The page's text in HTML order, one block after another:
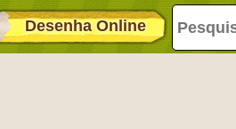
Desenha Online